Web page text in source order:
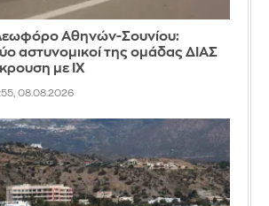
Αθηνών-Σουνίου:
αστυνομικοί της ομάδας ΔΙΑΣ
με ΙΧ
08.08.2026